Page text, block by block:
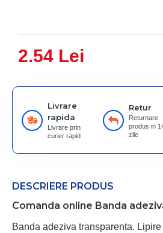
2.54 Lei
Livrare
rapida
Livrare prin
curier rapid
Retur
Returnare
produs in
zile
DESCRIERE PRODUS
Comanda online Banda
Banda adeziva transparenta.